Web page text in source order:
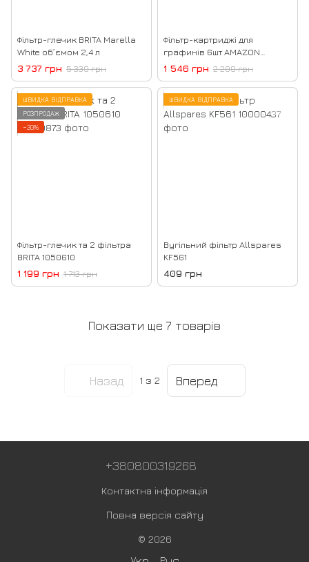
Фільтр-глечик BRITA Marella
White об’ємом 2,4 л
3 737 грн 5 339 грн
Фільтр-картриджі для
графинів 6шт AMAZON
BASICS AMWTFLTC6
1 546 грн 2 209 грн
ШВИДКА ВІДПРАВКА
РОЗПРОДАЖ
−30%
Фільтр-глечик та 2 фільтра
BRITA 1050610
1 199 грн 1 713 грн
ШВИДКА ВІДПРАВКА
Вугільний фільтр Allspares
KF561
409 грн
Показати ще 7 товарів
Назад 1 з 2 Вперед
+380800319268
Контактна інформація
Повна версія сайту
© 2026